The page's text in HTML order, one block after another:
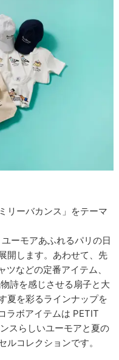
リーバカンス」をテーマ
ーモアあふれるパリの日
開します。あわせて、先
などの定番アイテム、
詩を感じさせる扇子と大
夏を彩るラインナップを
ラボアイテムは PETIT
スらしいユーモアと夏の
コレクションです。